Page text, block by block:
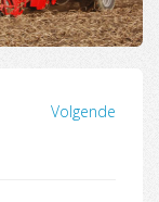
Volgende